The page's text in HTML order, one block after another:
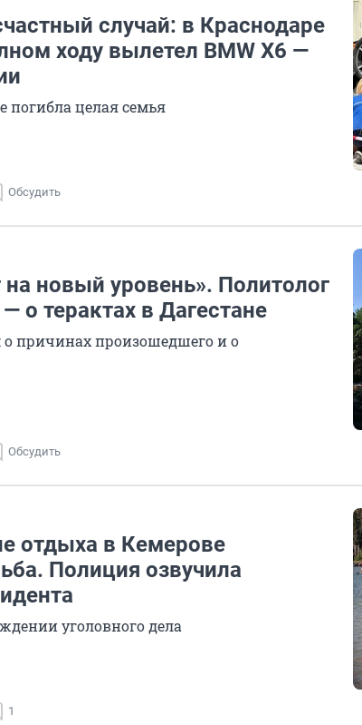
случай: в Краснодаре
ходу вылетел BMW X6 —
погибла целая семья
Обсудить
новый уровень». Политолог
о терактах в Дагестане
о причинах произошедшего и о
Обсудить
отдыха в Кемерове
Полиция озвучила
уголовного дела
1